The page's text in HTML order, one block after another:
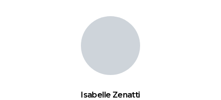
Isabelle Zenatti